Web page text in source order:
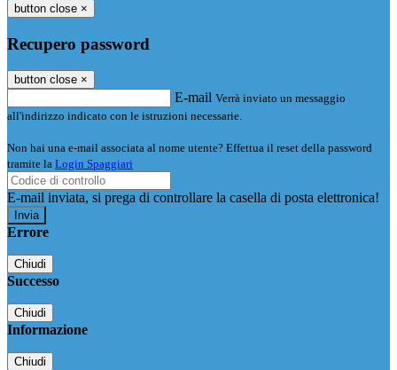
button close ×
Recupero password
button close ×
E-mail Verrà inviato un messaggio
all'indirizzo indicato con le istruzioni necessarie.
Non hai una e-mail associata al nome utente? Effettua il reset della password
tramite la Login Spaggiari
E-mail inviata, si prega di controllare la casella di posta elettronica!
Errore
Chiudi
Successo
Chiudi
Informazione
Chiudi